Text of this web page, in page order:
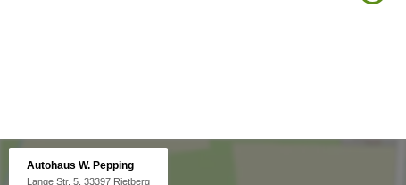
Autohaus W. Pepping
Lange Str. 5, 33397 Rietberg